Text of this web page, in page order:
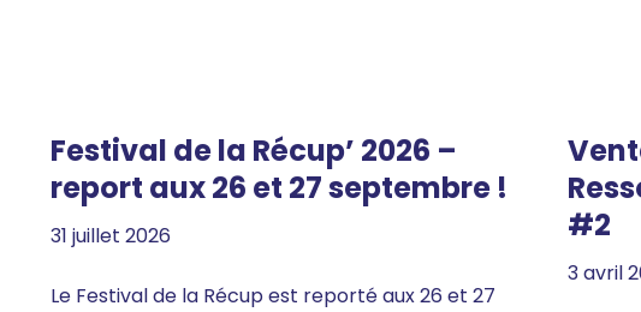
Festival de la Récup’ 2026 –
report aux 26 et 27 septembre !
31 juillet 2026
Le Festival de la Récup est reporté aux 26 et 27
#2
3 avril